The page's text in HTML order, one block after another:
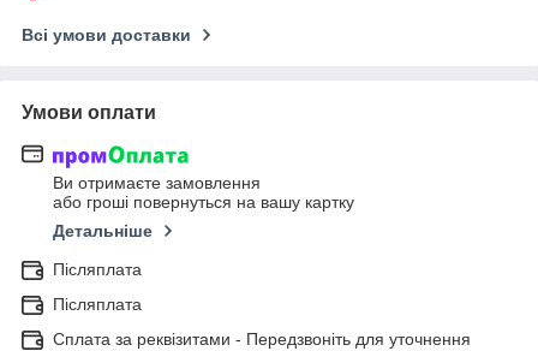
Всі умови доставки
Умови оплати
Ви отримаєте замовлення
або гроші повернуться на вашу картку
Детальніше
Післяплата
Післяплата
Сплата за реквізитами - Передзвоніть для уточнення